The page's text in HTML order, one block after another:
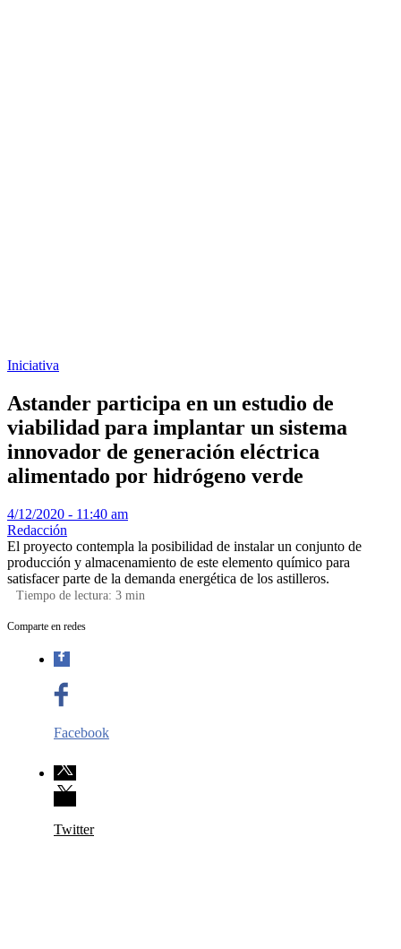
Iniciativa
Astander participa en un estudio de
viabilidad para implantar un sistema
innovador de generación eléctrica
alimentado por hidrógeno verde
4/12/2020 - 11:40 am
Redacción
El proyecto contempla la posibilidad de instalar un conjunto de
producción y almacenamiento de este elemento químico para
satisfacer parte de la demanda energética de los astilleros.
Tiempo de lectura: 3 min
Comparte en redes
Facebook
Twitter